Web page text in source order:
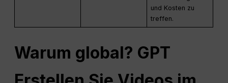
und Kosten zu
treffen.
Warum global? GPT